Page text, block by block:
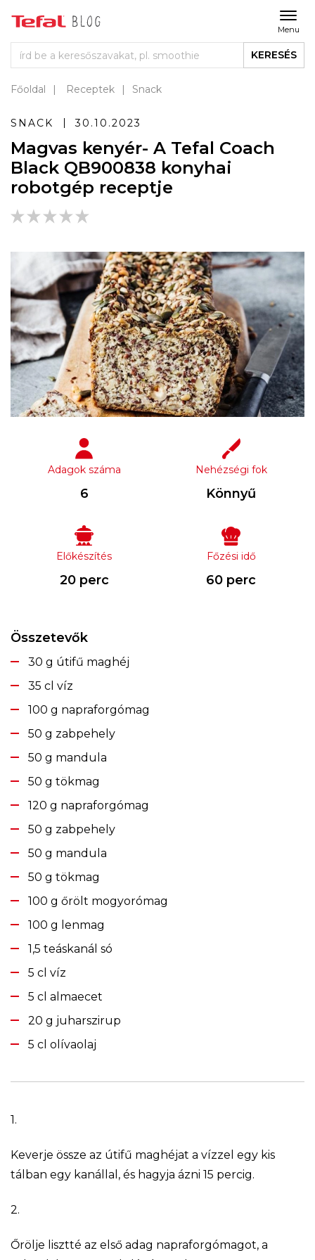
Menu
KERESÉS
Főoldal Receptek Snack
SNACK 30.10.2023
Magvas kenyér- A Tefal Coach
Black QB900838 konyhai
robotgép receptje
Adagok száma
6
Nehézségi fok
Könnyű
Előkészítés
20 perc
Főzési idő
60 perc
Összetevők
30 g útifű maghéj
35 cl víz
100 g napraforgómag
50 g zabpehely
50 g mandula
50 g tökmag
120 g napraforgómag
50 g zabpehely
50 g mandula
50 g tökmag
100 g őrölt mogyorómag
100 g lenmag
1,5 teáskanál só
5 cl víz
5 cl almaecet
20 g juharszirup
5 cl olívaolaj
1.
Keverje össze az útifű maghéjat a vízzel egy kis
tálban egy kanállal, és hagyja ázni 15 percig.
2.
Őrölje lisztté az első adag napraforgómagot, a